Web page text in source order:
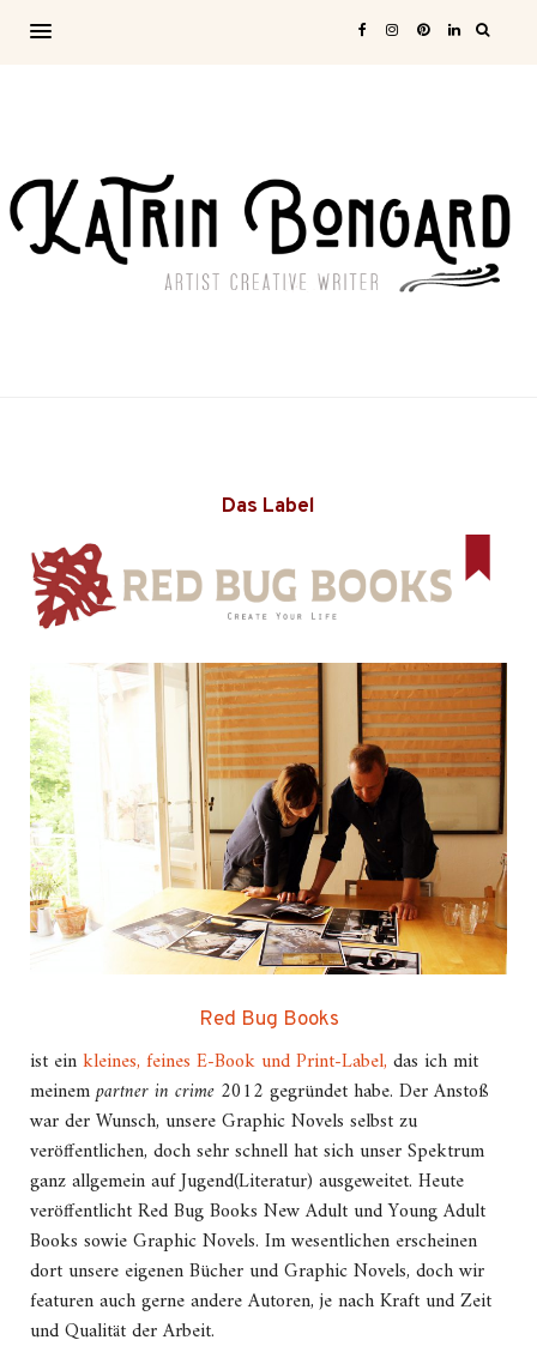
Das Label
Red Bug Books
ist einkleines, feines E-Book und Print-Label, das ich mit
meinempartner in crime 2012 gegründet habe. Der Anstoß
war der Wunsch, unsere Graphic Novels selbst zu
veröffentlichen, doch sehr schnell hat sich unser Spektrum
ganz allgemein auf Jugend(Literatur) ausgeweitet. Heute
veröffentlicht Red Bug Books New Adult und Young Adult
Books sowie Graphic Novels. Im wesentlichen erscheinen
dort unsere eigenen Bücher und Graphic Novels, doch wir
featuren auch gerne andere Autoren, je nach Kraft und Zeit
und Qualität der Arbeit.